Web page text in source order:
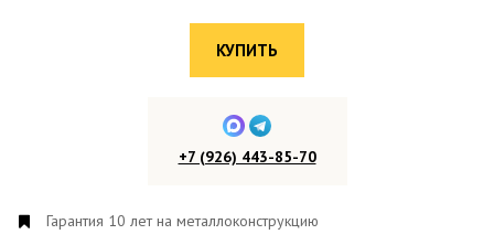
КУПИТЬ
+7 (926) 443-85-70
Гарантия 10 лет на металлоконструкцию